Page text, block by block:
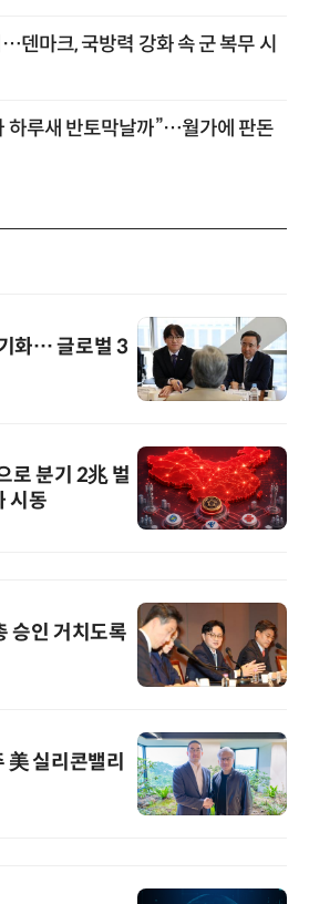
덴마크, 국방력 강화 속 군 복무 시
하루새 반토막날까”…월가에 판돈
화… 글로벌 3
로 분기 2兆 벌
시동
승인 거치도록
美 실리콘밸리